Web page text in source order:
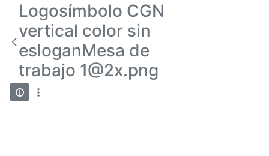
Logosímbolo CGN
vertical color sin
esloganMesa de
trabajo 1@2x.png